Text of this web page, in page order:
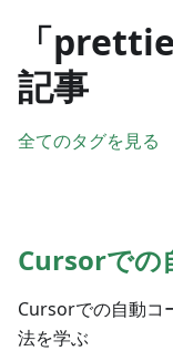
「
記事
全てのタグを見る
Cursorでの
Cursorでの自動コ
法を学ぶ